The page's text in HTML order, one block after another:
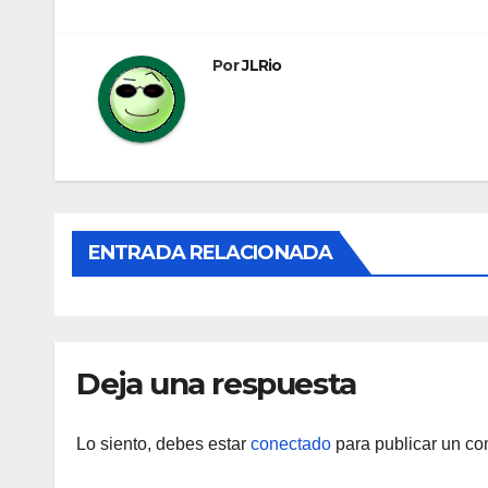
entradas
PorJLRio
ENTRADA RELACIONADA
Deja una respuesta
Lo siento, debes estar conectado para publicar un